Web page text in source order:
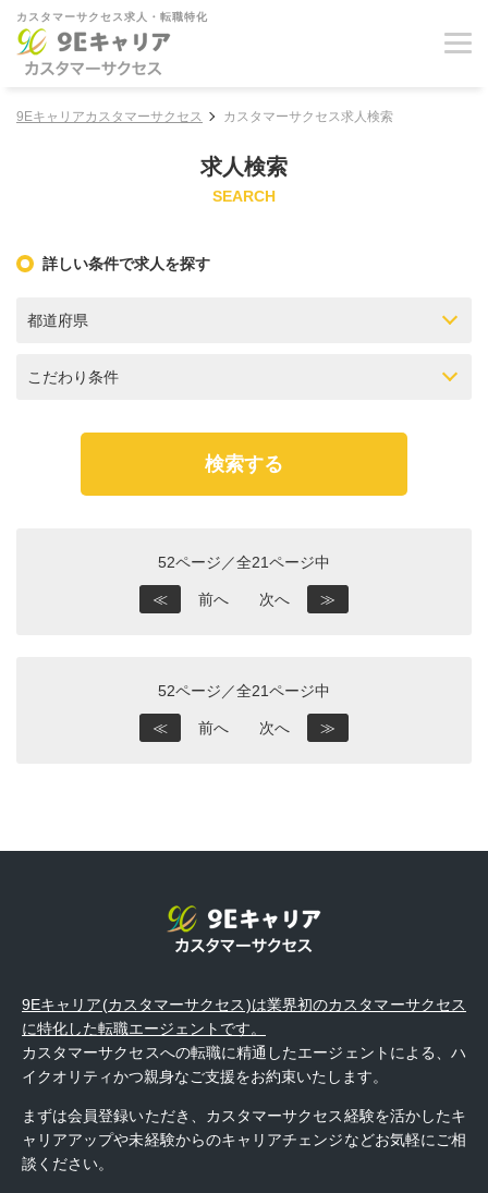
カスタマーサクセス求人・転職特化
9Eキャリアカスタマーサクセス カスタマーサクセス求人検索
求人検索
SEARCH
詳しい条件で求人を探す
都道府県
こだわり条件
52ページ／全21ページ中
≪ 前へ 次へ ≫
52ページ／全21ページ中
≪ 前へ 次へ ≫
9Eキャリア(カスタマーサクセス)は業界初のカスタマーサクセス
に特化した転職エージェントです。
カスタマーサクセスへの転職に精通したエージェントによる、ハ
イクオリティかつ親身なご支援をお約束いたします。
まずは会員登録いただき、カスタマーサクセス経験を活かしたキ
ャリアアップや未経験からのキャリアチェンジなどお気軽にご相
談ください。